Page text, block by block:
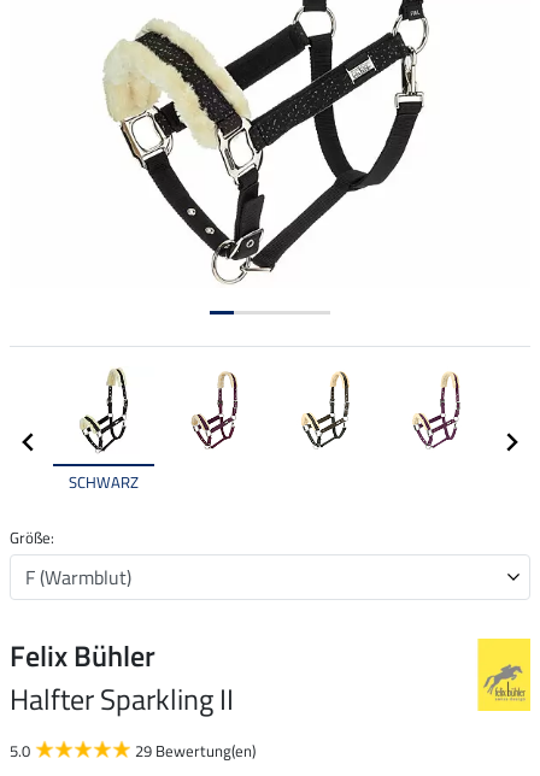
SCHWARZ
Größe:
Felix Bühler
Halfter Sparkling II
5.0 29 Bewertung(en)